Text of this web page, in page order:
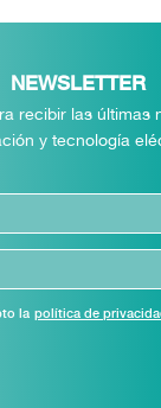
NEWSLETTER
recibir las últimas
y tecnología
la política de